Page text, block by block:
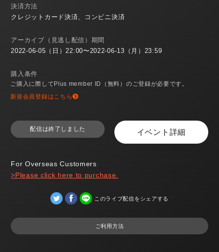
決済方法
クレジットカード決済、コンビニ決済
アーカイブ（見逃し配信）期間
2022-06-05（日）22:00〜2022-06-13（月）23:59
購入条件
ご購入に際してPlus member ID（無料）のご登録が必要です。
新規会員登録はこちら
配信は終了しました イベント詳細
For Overseas Customers
>Please click here to purchase.
このライブ配信をシェアする
ご利用方法